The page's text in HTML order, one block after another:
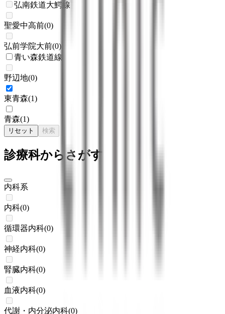
弘南鉄道大鰐線
聖愛中高前(0)
弘前学院大前(0)
青い森鉄道線
野辺地(0)
東青森(1)
青森(1)
リセット 検索
診療科からさがす
内科系
内科(0)
循環器内科(0)
神経内科(0)
腎臓内科(0)
血液内科(0)
代謝・内分泌内科(0)